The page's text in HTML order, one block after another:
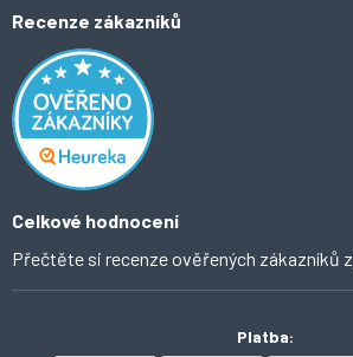
Tipy do kuchyně
Inspirace a trendy
Domácí vychytávky
O Ahomi
Odstoupení od smlouvy
Obchodní podmínky
Ochrana osobních údajů
Recenze zákazníků
Celkové hodnocení
Přečtěte si recenze ověřených zákazníků z
Platba: